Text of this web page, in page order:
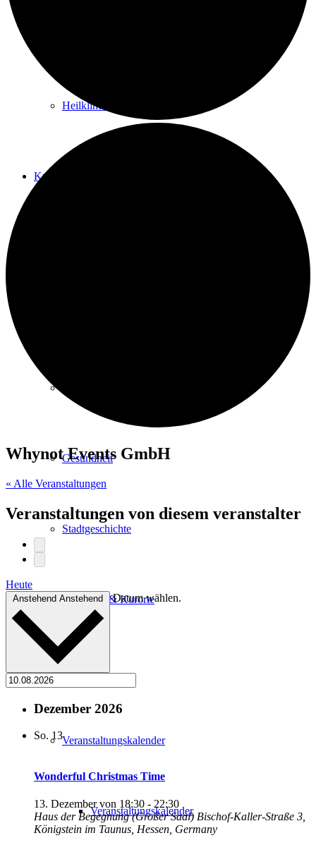
Heilklimaten
Kur & Tourismus
Gesundheit
Stadtgeschichte
Heilbäder & Kurorte
Freizeit
Veranstaltungskalender
Veranstaltungskalender
Whynot Events GmbH
« Alle Veranstaltungen
Veranstaltungen von diesem veranstalter
Heute
Anstehend Anstehend Datum wählen.
Dezember 2026
So. 13
Wonderful Christmas Time
13. Dezember von 18:30 - 22:30
Haus der Begegnung (Großer Saal) Bischof-Kaller-Straße 3,
Königstein im Taunus, Hessen, Germany